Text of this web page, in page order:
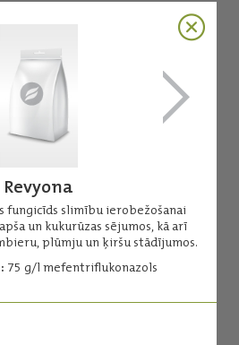
Revyona
fungicīds slimību ierobežošanai
un kukurūzas sējumos, kā arī
plūmju un ķiršu stādījumos.
75 g/l mefentriflukonazols
Marker
stumbra ārstēšanas kontrolei.
vielas: